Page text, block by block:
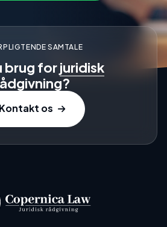
SAMTALE
brug forjuridisk
Kontakt os